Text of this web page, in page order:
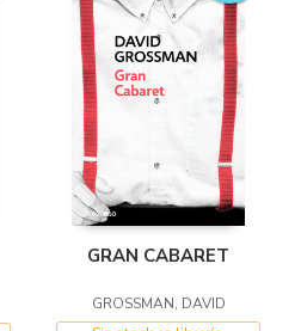
GRAN CABARET
GROSSMAN, DAVID